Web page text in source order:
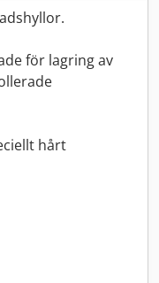
för lagring av
hårt